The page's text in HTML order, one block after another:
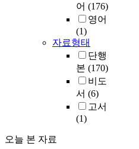
어 (176)
영어
(1)
자료형태
단행
본 (170)
비도
서 (6)
고서
(1)
오늘 본 자료